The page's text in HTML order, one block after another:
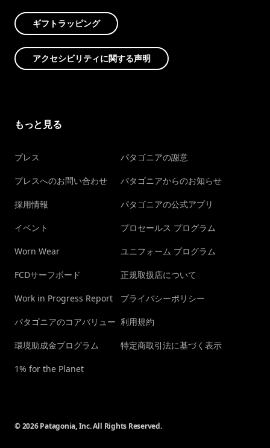
ギフトラッピング
アクセシビリティに関する声明
もっと見る
プレス
プレスへのお問い合わせ
採用情報
イベント
Worn Wear
FCDサーフボード
Work in Progress Report
パタゴニアのコアバリュー
環境助成金プログラム
1% for the Planet
パタゴニアの謝意
パタゴニアからのお知らせ
パタゴニアの公式アプリ
プロセールス プログラム
ユニフォーム プログラム
正規取扱店について
プライバシーポリシー
利用規約
特定商取引法に基づく表示
© 2026 Patagonia, Inc. All Rights Reserved.